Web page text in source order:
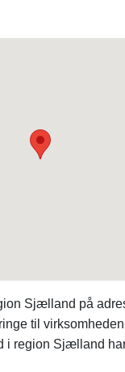
Sjælland på
til
region Sjælland